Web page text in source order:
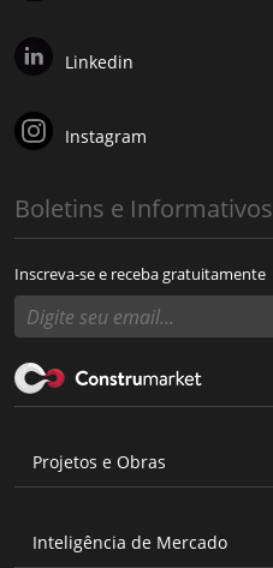
Linkedin
Instagram
Boletins e Informativos
Inscreva-se e receba gratuitamente
Projetos e Obras
Inteligência de Mercado